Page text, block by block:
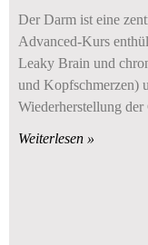
Der Darm ist eine
Advanced-Kurs
Leaky Brain und
und Kopfschmerzen)
Wiederherstellung
Weiterlesen »